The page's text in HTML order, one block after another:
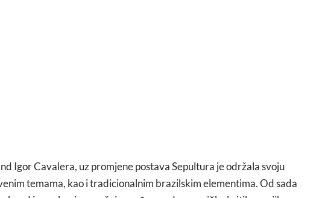
Igor Cavalera, uz promjene postava Sepultura je održala svoju
temama, kao i tradicionalnim brazilskim elementima. Od sada